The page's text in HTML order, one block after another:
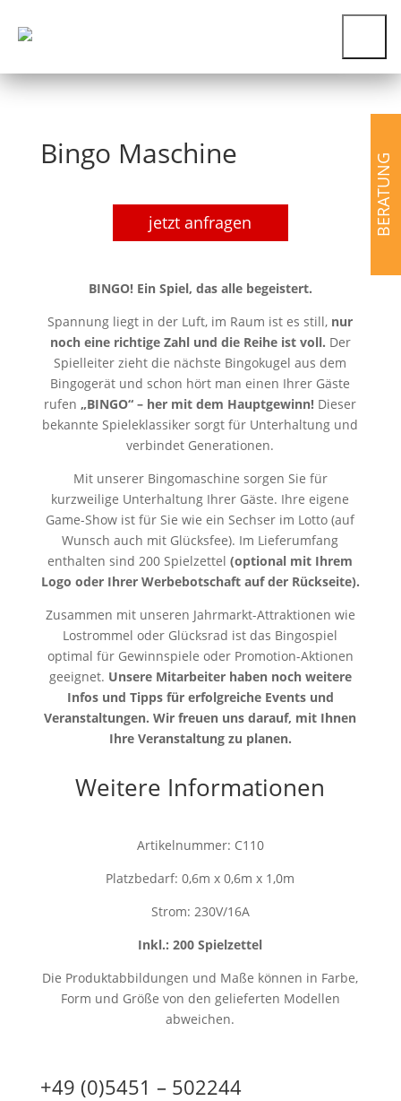
Bingo Maschine
Bingo
Maschine
jetzt anfragen
BINGO! Ein Spiel, das alle begeistert.
Spannung liegt in der Luft, im Raum ist es still, nur
noch eine richtige Zahl und die Reihe ist voll. Der
Spielleiter zieht die nächste Bingokugel aus dem
Bingogerät und schon hört man einen Ihrer Gäste
rufen „BINGO“ – her mit dem Hauptgewinn! Dieser
bekannte Spieleklassiker sorgt für Unterhaltung und
verbindet Generationen.
Mit unserer Bingomaschine sorgen Sie für
kurzweilige Unterhaltung Ihrer Gäste. Ihre eigene
Game-Show ist für Sie wie ein Sechser im Lotto (auf
Wunsch auch mit Glücksfee). Im Lieferumfang
enthalten sind 200 Spielzettel(optional mit Ihrem
Logo oder Ihrer Werbebotschaft auf der Rückseite).
Zusammen mit unseren Jahrmarkt-Attraktionen wie
Lostrommel oder Glücksrad ist das Bingospiel
optimal für Gewinnspiele oder Promotion-Aktionen
geeignet. Unsere Mitarbeiter haben noch weitere
Infos und Tipps für erfolgreiche Events und
Veranstaltungen. Wir freuen uns darauf, mit Ihnen
Ihre Veranstaltung zu planen.
Weitere Informationen
Artikelnummer: C110
Platzbedarf: 0,6m x 0,6m x 1,0m
Strom: 230V/16A
Inkl.: 200 Spielzettel
Die Produktabbildungen und Maße können in Farbe,
Form und Größe von den gelieferten Modellen
abweichen.
+49 (0)5451 – 502244
BERATUNG